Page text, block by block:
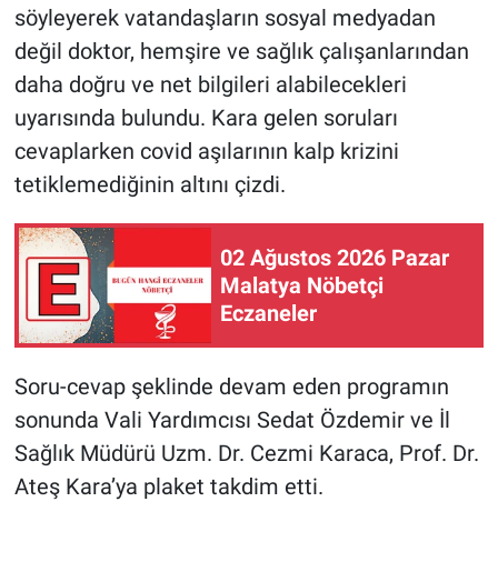
söyleyerek vatandaşların sosyal medyadan
değil doktor, hemşire ve sağlık çalışanlarından
daha doğru ve net bilgileri alabilecekleri
uyarısında bulundu. Kara gelen soruları
cevaplarken covid aşılarının kalp krizini
tetiklemediğinin altını çizdi.
02 Ağustos 2026 Pazar
Malatya Nöbetçi
Eczaneler
Soru-cevap şeklinde devam eden programın
sonunda Vali Yardımcısı Sedat Özdemir ve İl
Sağlık Müdürü Uzm. Dr. Cezmi Karaca, Prof. Dr.
Ateş Kara’ya plaket takdim etti.